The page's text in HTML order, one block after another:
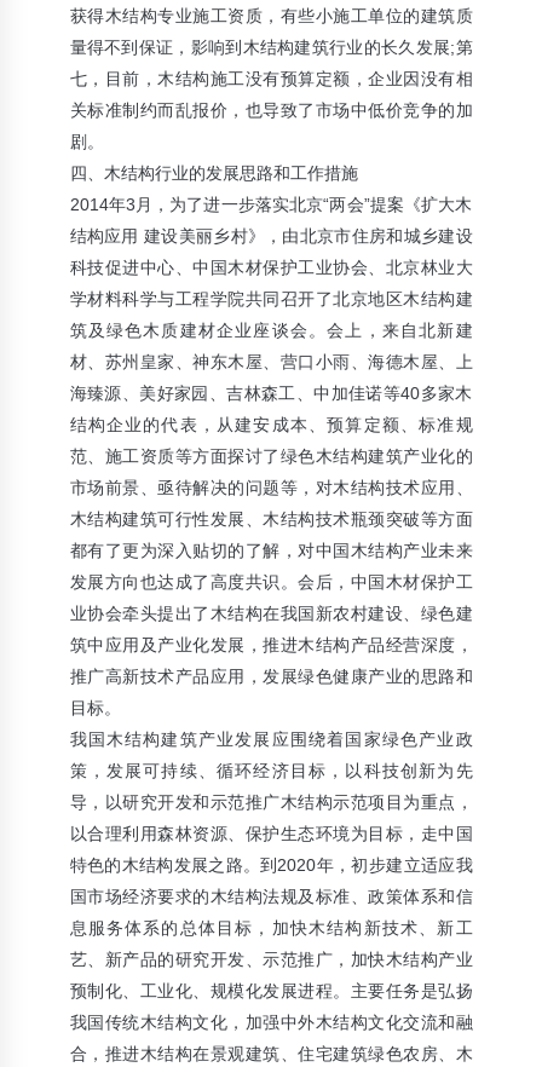
获得木结构专业施工资质，有些小施工单位的建筑质
量得不到保证，影响到木结构建筑行业的长久发展;第
七，目前，木结构施工没有预算定额，企业因没有相
关标准制约而乱报价，也导致了市场中低价竞争的加
剧。
四、木结构行业的发展思路和工作措施
2014年3月，为了进一步落实北京“两会”提案《扩大木
结构应用 建设美丽乡村》，由北京市住房和城乡建设
科技促进中心、中国木材保护工业协会、北京林业大
学材料科学与工程学院共同召开了北京地区木结构建
筑及绿色木质建材企业座谈会。会上，来自北新建
材、苏州皇家、神东木屋、营口小雨、海德木屋、上
海臻源、美好家园、吉林森工、中加佳诺等40多家木
结构企业的代表，从建安成本、预算定额、标准规
范、施工资质等方面探讨了绿色木结构建筑产业化的
市场前景、亟待解决的问题等，对木结构技术应用、
木结构建筑可行性发展、木结构技术瓶颈突破等方面
都有了更为深入贴切的了解，对中国木结构产业未来
发展方向也达成了高度共识。会后，中国木材保护工
业协会牵头提出了木结构在我国新农村建设、绿色建
筑中应用及产业化发展，推进木结构产品经营深度，
推广高新技术产品应用，发展绿色健康产业的思路和
目标。
我国木结构建筑产业发展应围绕着国家绿色产业政
策，发展可持续、循环经济目标，以科技创新为先
导，以研究开发和示范推广木结构示范项目为重点，
以合理利用森林资源、保护生态环境为目标，走中国
特色的木结构发展之路。到2020年，初步建立适应我
国市场经济要求的木结构法规及标准、政策体系和信
息服务体系的总体目标，加快木结构新技术、新工
艺、新产品的研究开发、示范推广，加快木结构产业
预制化、工业化、规模化发展进程。主要任务是弘扬
我国传统木结构文化，加强中外木结构文化交流和融
合，推进木结构在景观建筑、住宅建筑绿色农房、木